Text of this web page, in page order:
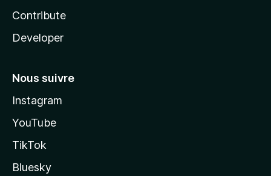
Contribute
Developer
Nous suivre
Instagram
YouTube
TikTok
Bluesky